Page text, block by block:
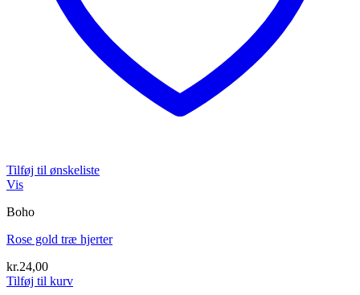
Tilføj til ønskeliste
Vis
Boho
Rose gold træ hjerter
kr.24,00
Tilføj til kurv